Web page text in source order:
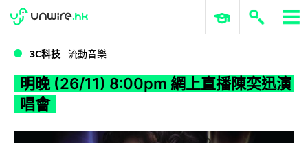
明晚 (26/11) 8:00pm 網上直播陳奕迅演唱會
WWDC 2026 ERP 與商業 AI
3C科技 流動音樂
明晚 (26/11) 8:00pm 網上直播陳奕迅演
唱會